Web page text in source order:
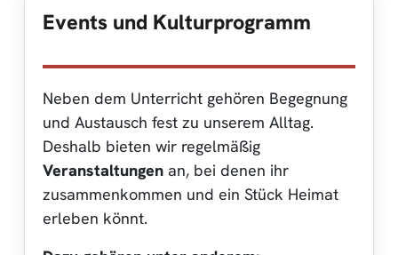
Events und Kulturprogramm
Neben dem Unterricht gehören Begegnung
und Austausch fest zu unserem Alltag.
Deshalb bieten wir regelmäßig
Veranstaltungen an, bei denen ihr
zusammenkommen und ein Stück Heimat
erleben könnt.